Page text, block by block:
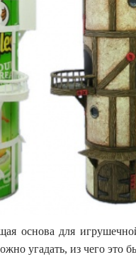
основа для
угадать, из чего это